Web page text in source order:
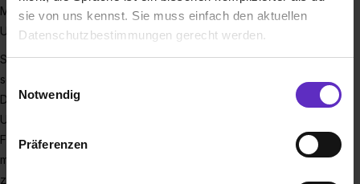
sie von uns kennst. Sie muss einfach den aktuellen
Datenschutzbestimmungen gerecht werden.
Benutzung der Webseite getroffenen Einstellungen zu
Notwendig
Präferenzen
Menschen vor Unfällen und für die Vermeidung von
Umweltschäden.
SICK ist einer der weltweit führenden Lösungsanbieter für
sensorbasierte Applikationen für industrielle Anwendungen.
Das 1946 von Dr.-Ing. e. h. Erwin Sick gegründete
Unternehmen mit Stammsitz in Waldkirch im Breisgau nahe
Freiburg zählt zu den Technologie- und Marktführern und ist
mit 63 Tochtergesellschaften und Beteiligungen sowie
zahlreichen Vertretungen rund um den Globus präsent. SICK